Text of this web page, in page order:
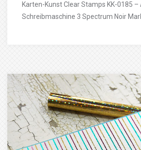
Karten-Kunst Clear Stamps KK-0185 –
Schreibmaschine 3 Spectrum Noir